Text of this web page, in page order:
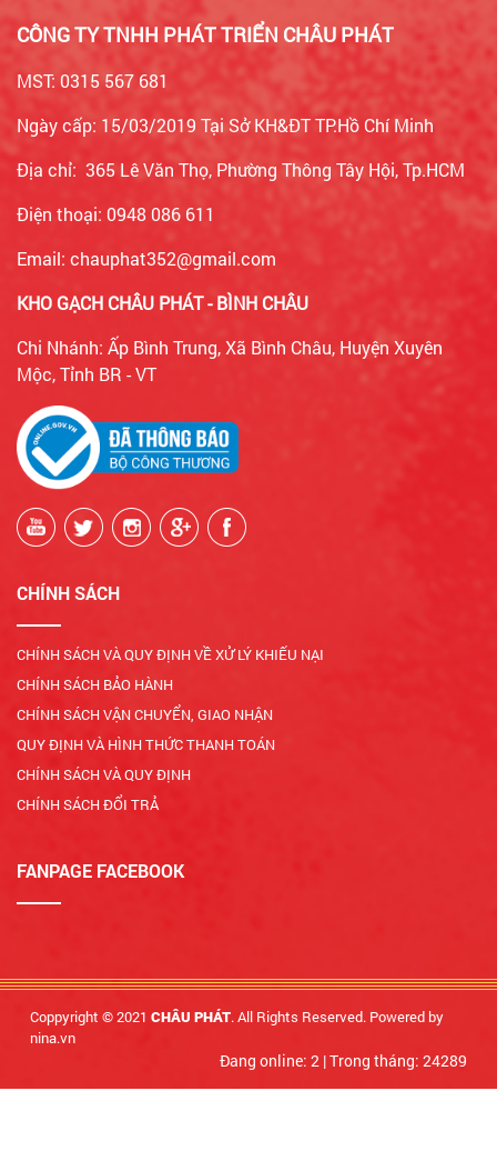
CÔNG TY TNHH PHÁT TRIỂN CHÂU PHÁT
MST: 0315 567 681
Ngày cấp: 15/03/2019 Tại Sở KH&ĐT TP.Hồ Chí Minh
Địa chỉ: 365 Lê Văn Thọ, Phường Thông Tây Hội, Tp.HCM
Điện thoại: 0948 086 611
Email: chauphat352@gmail.com
KHO GẠCH CHÂU PHÁT - BÌNH CHÂU
Chi Nhánh: Ấp Bình Trung, Xã Bình Châu, Huyện Xuyên
Mộc, Tỉnh BR - VT
CHÍNH SÁCH
CHÍNH SÁCH VÀ QUY ĐỊNH VỀ XỬ LÝ KHIẾU NẠI
CHÍNH SÁCH BẢO HÀNH
CHÍNH SÁCH VẬN CHUYỂN, GIAO NHẬN
QUY ĐỊNH VÀ HÌNH THỨC THANH TOÁN
CHÍNH SÁCH VÀ QUY ĐỊNH
CHÍNH SÁCH ĐỔI TRẢ
FANPAGE FACEBOOK
Coppyright © 2021 CHÂU PHÁT. All Rights Reserved. Powered by
nina.vn
Đang online: 2 |Trong tháng: 24289